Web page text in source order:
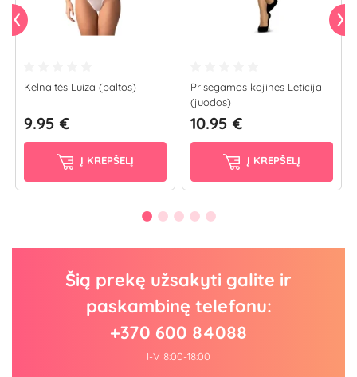
Kelnaitės Luiza (baltos)
9.95 €
Į KREPŠELĮ
Prisegamos kojinės Leticija
(juodos)
10.95 €
Į KREPŠELĮ
Šią prekę užsakyti galite ir
paskambinę telefonu:
+370 600 84088
I-V 8:00-18:00